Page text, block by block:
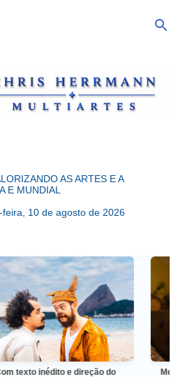
AS ARTES E A
E MUNDIAL
feira, 10 de agosto de 2026
inédito e direção do
Megapix |